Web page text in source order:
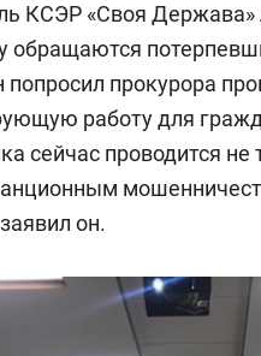
КСЭР «Своя Держава»
обращаются
прокурора
работу для
сейчас проводится
он.